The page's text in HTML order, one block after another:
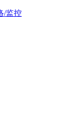
/监控